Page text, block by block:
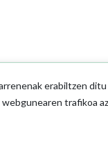
erabiltzen
trafikoa